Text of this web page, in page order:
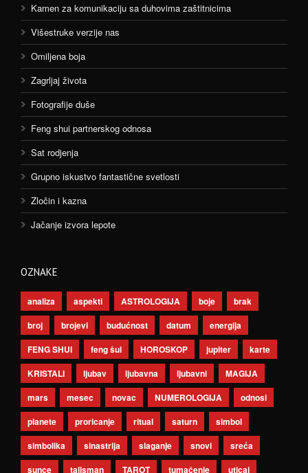
Kamen za komunikaciju sa duhovima zaštitnicima
Višestruke verzije nas
Omiljena boja
Zagrljaj života
Fotografije duše
Feng shui partnerskog odnosa
Sat rodjenja
Grupno iskustvo fantastične svetlosti
Zločin i kazna
Jačanje izvora lepote
OZNAKE
analiza aspekti ASTROLOGIJA boje
brak
broj
brojevi budućnost datum
energija
FENG SHUI
feng šui HOROSKOP jupiter
karte
KRISTALI
ljubav ljubavna ljubavni
MAGIJA
mars
mesec novac NUMEROLOGIJA
odnosi
planete
proricanje ritual saturn
simbol
simbolika
sinastrija slaganje snovi
sreća
sunce
talisman TAROT tumačenje uticaj